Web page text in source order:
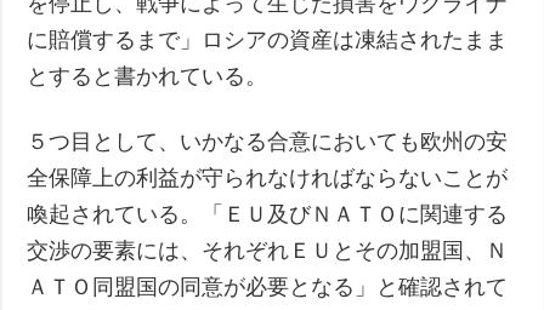
に賠償するまで」ロシアの資産は凍結されたまま
とすると書かれている。
５つ目として、いかなる合意においても欧州の安
全保障上の利益が守られなければならないことが
喚起されている。「ＥＵ及びＮＡＴＯに関連する
交渉の要素には、それぞれＥＵとその加盟国、Ｎ
ＡＴＯ同盟国の同意が必要となる」と確認されて